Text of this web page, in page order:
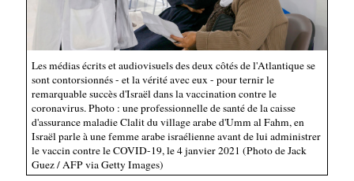
Les médias écrits et audiovisuels des deux côtés de l'Atlantique se
sont contorsionnés - et la vérité avec eux - pour ternir le
remarquable succès d'Israël dans la vaccination contre le
coronavirus. Photo : une professionnelle de santé de la caisse
d'assurance maladie Clalit du village arabe d'Umm al Fahm, en
Israël parle à une femme arabe israélienne avant de lui administrer
le vaccin contre le COVID-19, le 4 janvier 2021 (Photo de Jack
Guez / AFP via Getty Images)